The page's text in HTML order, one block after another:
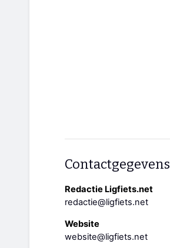
Contactgegevens
Redactie Ligfiets.net
redactie@ligfiets.net
Website
website@ligfiets.net